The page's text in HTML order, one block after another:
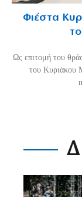
Φιέστα
Ως επιτομή του
του Κυριάκου